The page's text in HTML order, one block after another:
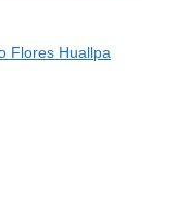
Flores Huallpa